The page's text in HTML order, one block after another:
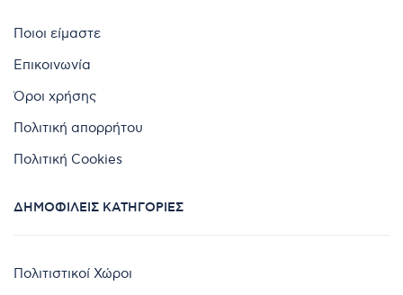
Ποιοι είμαστε
Επικοινωνία
Όροι χρήσης
Πολιτική απορρήτου
Πολιτική Cookies
ΔΗΜΟΦΙΛΕΊΣ ΚΑΤΗΓΟΡΊΕΣ
Πολιτιστικοί Χώροι